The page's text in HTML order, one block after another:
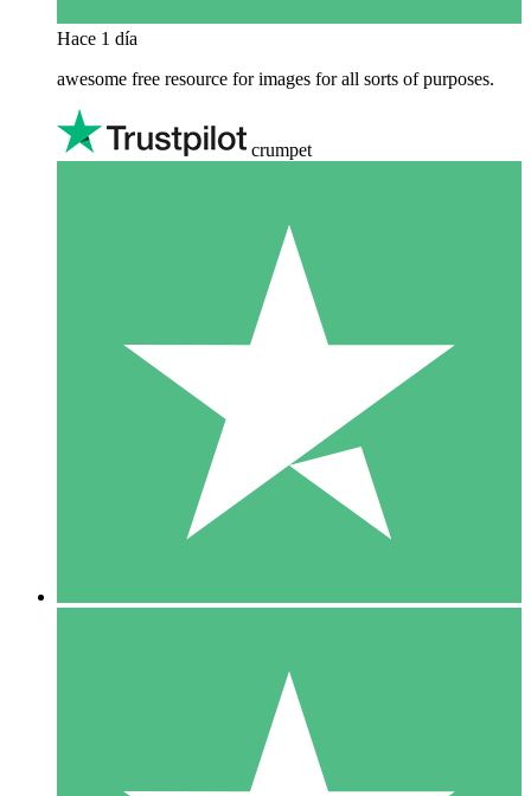
Hace 1 día
awesome free resource for images for all sorts of purposes.
crumpet